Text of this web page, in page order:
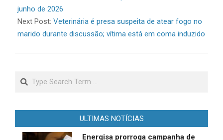
23
junho de 2026
Next Post: Veterinária é presa suspeita de atear fogo no
marido durante discussão; vítima está em coma induzido
Search
ULTIMAS NOTÍCIAS
Energisa prorroga campanha de